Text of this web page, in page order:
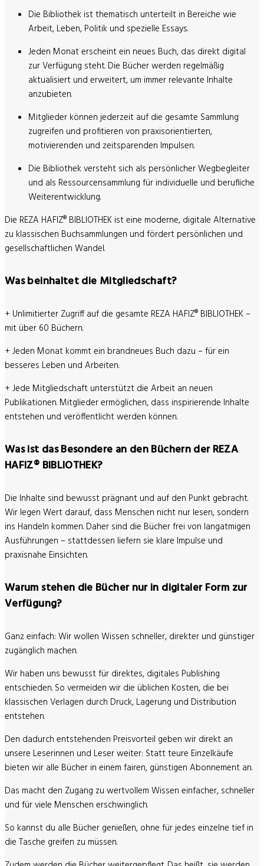
Die Bibliothek ist thematisch unterteilt in Bereiche wie
Arbeit, Leben, Politik und spezielle Essays.​
Jeden Monat erscheint ein neues Buch, das direkt digital
zur Verfügung steht. Die Bücher werden regelmäßig
aktualisiert und erweitert, um immer relevante Inhalte
anzubieten.​
Mitglieder können jederzeit auf die gesamte Sammlung
zugreifen und profitieren von praxisorientierten,
motivierenden und zeitsparenden Impulsen.​
Die Bibliothek versteht sich als persönlicher Wegbegleiter
und als Ressourcensammlung für individuelle und berufliche
Weiterentwicklung.
Die REZA HAFIZ® BIBLIOTHEK ist eine moderne, digitale Alternative
zu klassischen Buchsammlungen und fördert persönlichen und
gesellschaftlichen Wandel.
Was beinhaltet die Mitgliedschaft?
+ Unlimitierter Zugriff auf die gesamte REZA HAFIZ® BIBLIOTHEK –
mit über 60 Büchern.
+ Jeden Monat kommt ein brandneues Buch dazu – für ein
besseres Leben und Arbeiten.
+ Jede Mitgliedschaft unterstützt die Arbeit an neuen
Publikationen. Mitglieder ermöglichen, dass inspirierende Inhalte
entstehen und veröffentlicht werden können.
Was ist das Besondere an den Büchern der REZA
HAFIZ® BIBLIOTHEK?
Die Inhalte sind bewusst prägnant und auf den Punkt gebracht.
Wir legen Wert darauf, dass Menschen nicht nur lesen, sondern
ins Handeln kommen. Daher sind die Bücher frei von langatmigen
Ausführungen – stattdessen liefern sie klare Impulse und
praxisnahe Einsichten.
Warum stehen die Bücher nur in digitaler Form zur
Verfügung?
Ganz einfach: Wir wollen Wissen schneller, direkter und günstiger
zugänglich machen.
Wir haben uns bewusst für direktes, digitales Publishing
entschieden. So vermeiden wir die üblichen Kosten, die bei
klassischen Verlagen durch Druck, Lagerung und Distribution
entstehen.
Den dadurch entstehenden Preisvorteil geben wir direkt an
unsere Leserinnen und Leser weiter: Statt teure Einzelkäufe
bieten wir alle Bücher in einem fairen, günstigen Abonnement an.
Das macht den Zugang zu wertvollem Wissen einfacher, schneller
und für viele Menschen erschwinglich.
So kannst du alle Bücher genießen, ohne für jedes einzelne tief in
die Tasche greifen zu müssen.